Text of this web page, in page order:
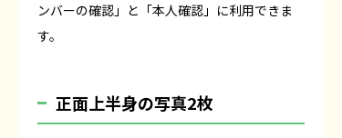
ンバーの確認」と「本人確認」に利用できま
す。
正面上半身の写真2枚